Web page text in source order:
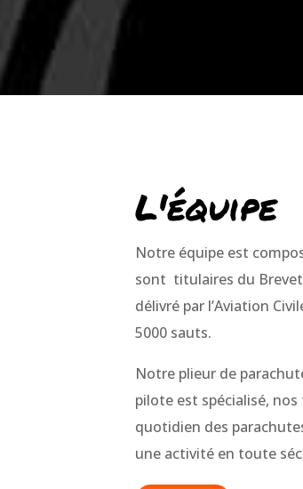
L'équipe
Notre équipe est
sont titulaires du
délivré par l’Aviation
5000 sauts.
Notre plieur de
pilote est spécialisé,
quotidien des
une activité en toute